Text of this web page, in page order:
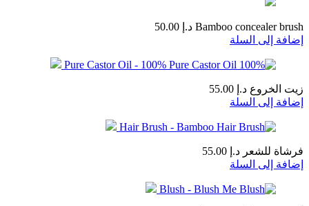
Bamboo concealer brush د.إ
إضافة إلى السلة
زيت الخروع د.إ
إضافة إلى السلة
فرشاة للشعر د.إ
إضافة إلى السلة